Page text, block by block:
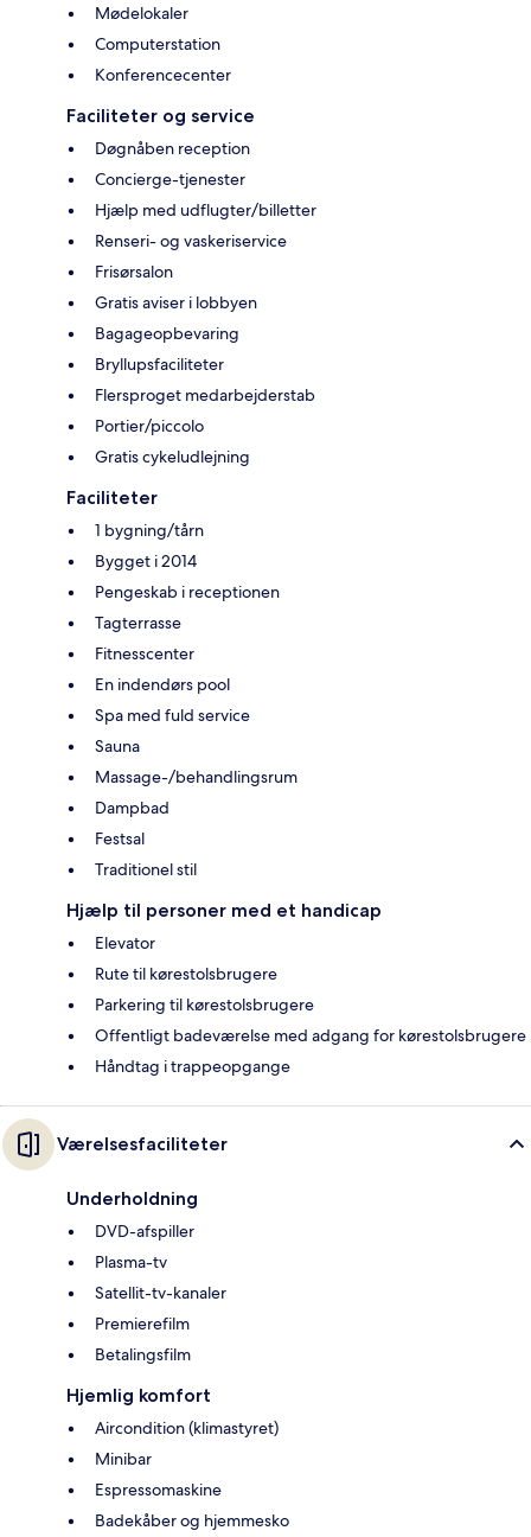
Mødelokaler
Computerstation
Konferencecenter
Faciliteter og service
Døgnåben reception
Concierge-tjenester
Hjælp med udflugter/billetter
Renseri- og vaskeriservice
Frisørsalon
Gratis aviser i lobbyen
Bagageopbevaring
Bryllupsfaciliteter
Flersproget medarbejderstab
Portier/piccolo
Gratis cykeludlejning
Faciliteter
1 bygning/tårn
Bygget i 2014
Pengeskab i receptionen
Tagterrasse
Fitnesscenter
En indendørs pool
Spa med fuld service
Sauna
Massage-/behandlingsrum
Dampbad
Festsal
Traditionel stil
Hjælp til personer med et handicap
Elevator
Rute til kørestolsbrugere
Parkering til kørestolsbrugere
Offentligt badeværelse med adgang for kørestolsbrugere
Håndtag i trappeopgange
Værelsesfaciliteter
Underholdning
DVD-afspiller
Plasma-tv
Satellit-tv-kanaler
Premierefilm
Betalingsfilm
Hjemlig komfort
Aircondition (klimastyret)
Minibar
Espressomaskine
Badekåber og hjemmesko